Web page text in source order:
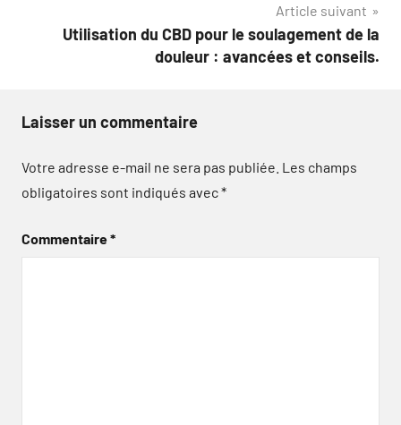
Article suivant
Utilisation du CBD pour le soulagement de la
douleur : avancées et conseils.
Laisser un commentaire
Votre adresse e-mail ne sera pas publiée. Les champs
obligatoires sont indiqués avec*
Commentaire*